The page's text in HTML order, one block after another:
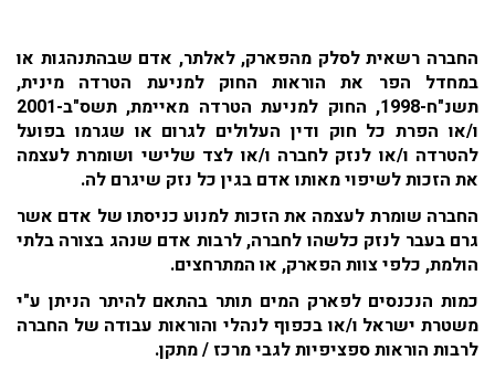
החברה רשאית לסלק מהפארק, לאלתר, אדם שבהתנהגות או
במחדל הפר את הוראות החוק למניעת הטרדה מינית,
תשנ"ח-1998, החוק למניעת הטרדה מאיימת, תשס"ב-2001
ו/או הפרת כל חוק ודין העלולים לגרום או שגרמו בפועל
להטרדה ו/או לנזק לחברה ו/או לצד שלישי ושומרת לעצמה
את הזכות לשיפוי מאותו אדם בגין כל נזק שיגרם לה.
החברה שומרת לעצמה את הזכות למנוע כניסתו של אדם אשר
גרם בעבר לנזק כלשהו לחברה, לרבות אדם שנהג בצורה בלתי
הולמת, כלפי צוות הפארק, או המתרחצים.
כמות הנכנסים לפארק המים תותר בהתאם להיתר הניתן ע"י
משטרת ישראל ו/או בכפוף לנהלי והוראות עבודה של החברה
לרבות הוראות ספציפיות לגבי מרכז / מתקן.